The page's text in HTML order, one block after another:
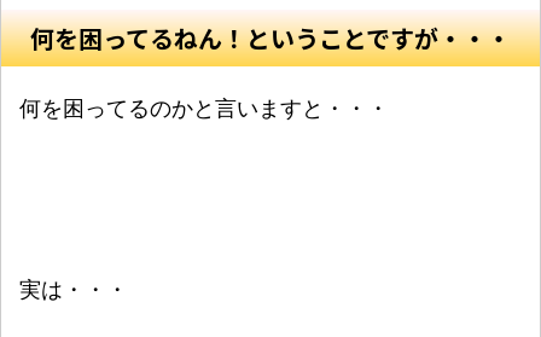
何を困ってるねん！ということですが・・・
何を困ってるのかと言いますと・・・
実は・・・